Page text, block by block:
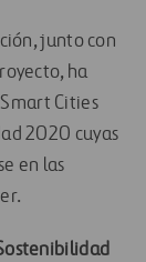
junto con
ha
Cities
2020 cuyas
en las